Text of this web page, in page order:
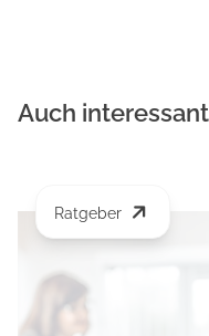
Auch interessant
Ratgeber